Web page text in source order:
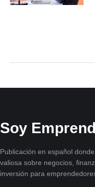
Soy
Publicación en español
valiosa sobre negocios,
inversión para